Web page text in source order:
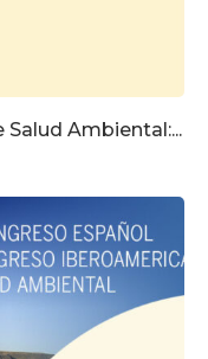
Ambiental:...